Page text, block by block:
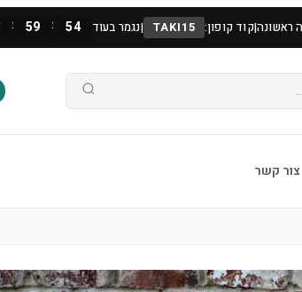
|קוד קופון: TAKI15
|נגמר בעוד : 59 : 52
צור קשר